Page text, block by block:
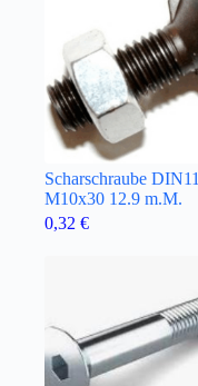
Scharschraube
M10x30 12.9 m.M.
0,32 €